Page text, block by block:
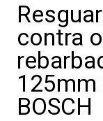
contra
125mm
BOSCH